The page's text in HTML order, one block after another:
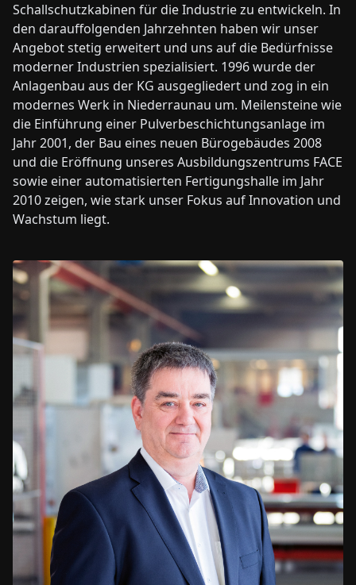
Schallschutzkabinen für die Industrie zu entwickeln. In
den darauffolgenden Jahrzehnten haben wir unser
Angebot stetig erweitert und uns auf die Bedürfnisse
moderner Industrien spezialisiert. 1996 wurde der
Anlagenbau aus der KG ausgegliedert und zog in ein
modernes Werk in Niederraunau um. Meilensteine wie
die Einführung einer Pulverbeschichtungsanlage im
Jahr 2001, der Bau eines neuen Bürogebäudes 2008
und die Eröffnung unseres Ausbildungszentrums FACE
sowie einer automatisierten Fertigungshalle im Jahr
2010 zeigen, wie stark unser Fokus auf Innovation und
Wachstum liegt.